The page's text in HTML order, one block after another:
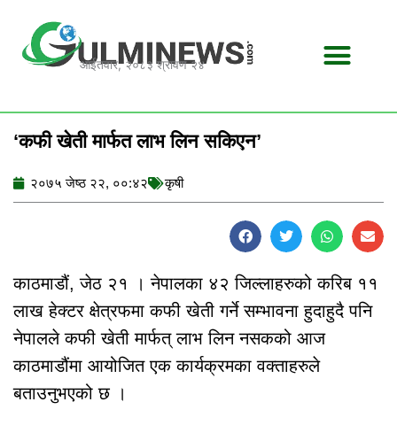
content
आईतवार, २०८३ श्रावण २४
‘कफी खेती मार्फत लाभ लिन सकिएन’
२०७५ जेष्ठ २२, ००:४२ कृषी
काठमाडौं, जेठ २१ । नेपालका ४२ जिल्लाहरुको करिब ११
लाख हेक्टर क्षेत्रफमा कफी खेती गर्ने सम्भावना हुदाहुदै पनि
नेपालले कफी खेती मार्फत् लाभ लिन नसकको आज
काठमाडौंमा आयोजित एक कार्यक्रमका वक्ताहरुले
बताउनुभएको छ ।